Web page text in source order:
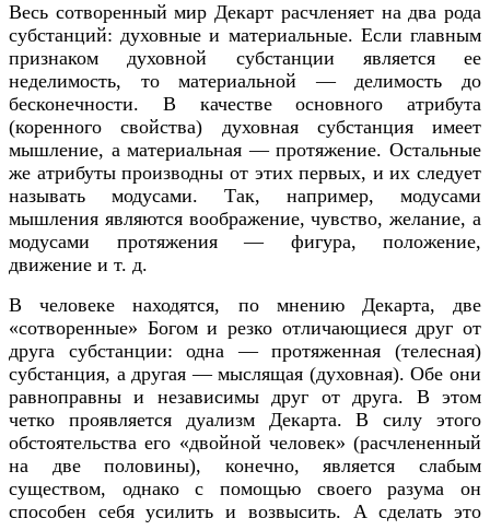
Весь сотворенный мир Декарт расчленяет на два рода
субстанций: духовные и материальные. Если главным
признаком духовной субстанции является ее
неделимость, то материальной — делимость до
бесконечности. В качестве основного атрибута
(коренного свойства) духовная субстанция имеет
мышление, а материальная — протяжение. Остальные
же атрибуты производны от этих первых, и их следует
называть модусами. Так, например, модусами
мышления являются воображение, чувство, желание, а
модусами протяжения — фигура, положение,
движение и т. д.
В человеке находятся, по мнению Декарта, две
«сотворенные» Богом и резко отличающиеся друг от
друга субстанции: одна — протяженная (телесная)
субстанция, а другая — мыслящая (духовная). Обе они
равноправны и независимы друг от друга. В этом
четко проявляется дуализм Декарта. В силу этого
обстоятельства его «двойной человек» (расчлененный
на две половины), конечно, является слабым
существом, однако с помощью своего разума он
способен себя усилить и возвысить. А сделать это